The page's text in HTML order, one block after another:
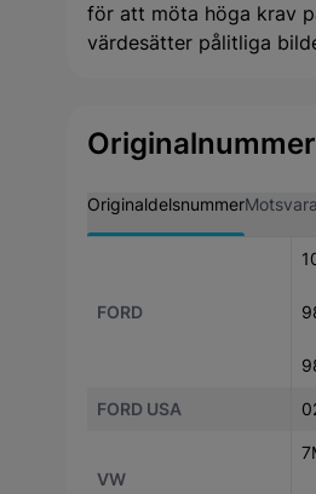
för att möta höga krav
värdesätter pålitliga
Originaldelsnummer
FORD
FORD USA
VW